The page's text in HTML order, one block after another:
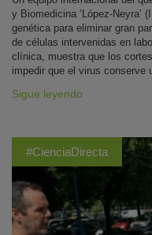
y Biomedicina ‘López-Neyra’
genética para eliminar gran
de células intervenidas en
clínica, muestra que los
impedir que el virus conserve
Sigue leyendo
#CienciaDirecta